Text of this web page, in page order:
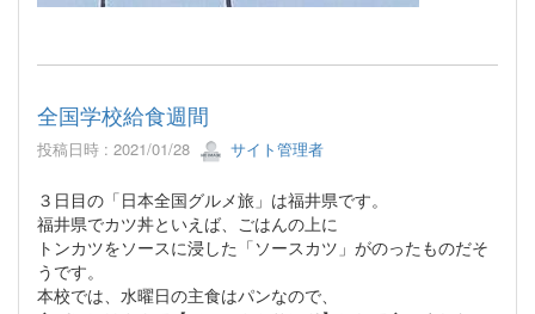
全国学校給食週間
投稿日時 : 2021/01/28 サイト管理者
３日目の「日本全国グルメ旅」は福井県です。
福井県でカツ丼といえば、ごはんの上に
トンカツをソースに浸した「ソースカツ」がのったものだそ
うです。
本校では、水曜日の主食はパンなので、